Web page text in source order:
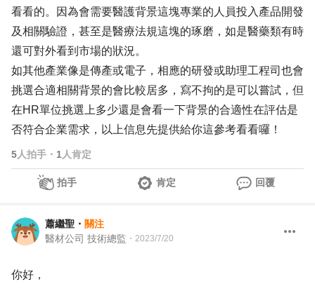
看看的。因為會需要醫護背景這塊專業的人員投入產品開發
及相關驗證，甚至是醫療法規這塊的琢磨，如是醫藥類有時
還可對外看到市場的狀況。
如其他產業像是傳產或電子，相應的研發或助理工程司也會
挑選合適相關背景的會比較居多，寫不拘的是可以嘗試，但
在HR單位挑選上多少還是會看一下背景的合適性在評估是
否符合企業需求，以上信息先提供給你這參考看看囉！
5人拍手 ・ 1 人肯定
拍手 肯定 回覆
蕭繼聖 ・ 關注
醫材公司 技術總監 ・ 2023/7/20
你好，